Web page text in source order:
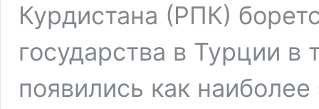
Курдистана (РПК)
государства в Турции в
появились как